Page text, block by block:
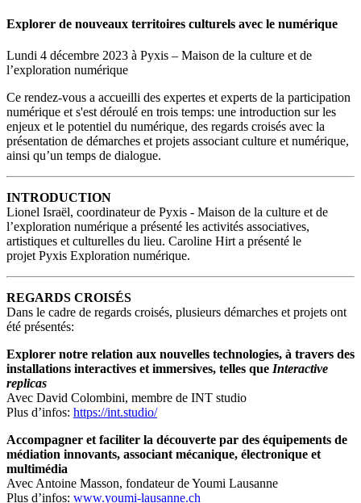
Explorer de nouveaux territoires culturels avec le numérique
Lundi 4 décembre 2023 à Pyxis – Maison de la culture et de
l’exploration numérique
Ce rendez-vous a accueilli des expertes et experts de la participation
numérique et s'est déroulé en trois temps: une introduction sur les
enjeux et le potentiel du numérique, des regards croisés avec la
présentation de démarches et projets associant culture et numérique,
ainsi qu’un temps de dialogue.
INTRODUCTION
Lionel Israël, coordinateur de Pyxis - Maison de la culture et de
l’exploration numérique a présenté les activités associatives,
artistiques et culturelles du lieu. Caroline Hirt a présenté le
projet Pyxis Exploration numérique.
REGARDS CROISÉS
Dans le cadre de regards croisés, plusieurs démarches et projets ont
été présentés:
Explorer notre relation aux nouvelles technologies, à travers des
installations interactives et immersives, telles que Interactive
replicas
Avec David Colombini, membre de INT studio
Plus d’infos: https://int.studio/
Accompagner et faciliter la découverte par des équipements de
médiation innovants, associant mécanique, électronique et
multimédia
Avec Antoine Masson, fondateur de Youmi Lausanne
Plus d’infos: www.youmi-lausanne.ch